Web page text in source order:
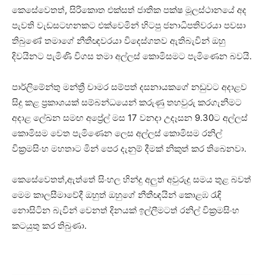
කෙසේවෙතත්, සිරිකොත එක්සත් ජාතික පක්ෂ මූලස්ථානයේ අද
පැවති වැඩසටහනකට එක්වෙමින් හිටපු ජනාධිපතිවරයා පවසා
තිබුණේ තමාගේ නීතීඥවරයා විදෙස්ගතව ඇතිබැවින් ඔහු
දිවයිනට පැමිණි විගස තමා අල්ලස් කොමිසමට පැමිණෙන බවයි.
පාර්ලිමේන්තු මන්ත්‍රී චාමර සම්පත් දසනායකගේ නඩුවට අදාළව
සිදු කළ ප්‍රකාශයක් සම්බන්ධයෙන් කරුණු තහවුරු කරගැනීමට
අදාළ ලේඛන සමඟ අප්‍රේල් මස 17 වනදා උදෑසන 9.30ට අල්ලස්
කොමිසම වෙත පැමිණෙන ලෙස අල්ලස් කොමිසම රනිල්
වික්‍රමසිංහ මහතාට මින් පෙර දැනුම් දීමක් නිකුත් කර තිබෙනවා.
කෙසේවෙතත්,ඇත්තේ සිංහල හින්දු අලුත් අවුරුදු සමය තුළ බවත්
මෙම කාලසීමාවේදී ඔහුත් ඔහුගේ නීතීඥයින් කොළඹ රැඳි
නොසිටින බැවින් වෙනත් දිනයක් ඉල්ලීමටත් රනිල් වික්‍රමසිංහ
කටයුතු කර තිබුණා.